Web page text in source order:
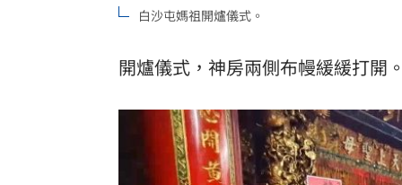
白沙屯媽祖開爐儀式。
開爐儀式，神房兩側布幔緩緩打開